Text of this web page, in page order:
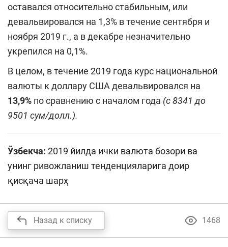
оставался относительно стабильным, или
девальвировался на 1,3% в течение сентября и
ноября 2019 г., а в декабре незначительно
укрепился на 0,1%.
В целом, в течение 2019 года курс национальной
валюты к доллару США девальвировался на
13,9% по сравнению с началом года (с 8341 до
9501 сум/долл.).
Ўзбекча: 2019 йилда ички валюта бозори ва
унинг ривожланиш тенденцияларига доир
қисқача шарҳ
Назад к списку 1468